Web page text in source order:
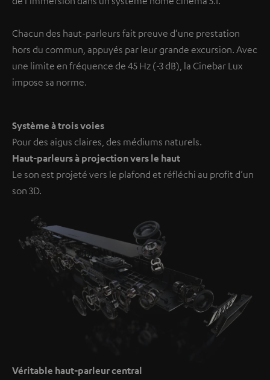
Chacun des haut-parleurs fait preuve d’une prestation
hors du commun, appuyés par leur grande excursion. Avec
une limite en fréquence de 45 Hz (-3 dB), la Cinebar Lux
impose sa norme.
Système à trois voies
Pour des aigus claires, des médiums naturels.
Haut-parleurs à projection vers le haut
Le son est projeté vers le plafond et réfléchi au profit d’un
son 3D.
Véritable haut-parleur central